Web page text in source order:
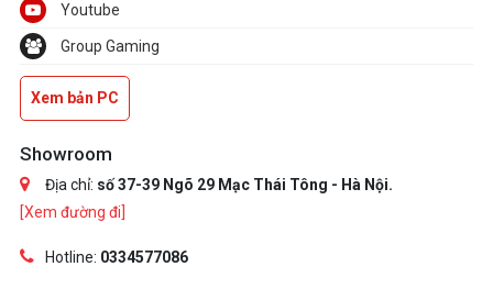
Youtube
Group Gaming
Xem bản PC
Showroom
Địa chỉ: số 37-39 Ngõ 29 Mạc Thái Tông - Hà Nội.
[Xem đường đi]
Hotline: 0334577086